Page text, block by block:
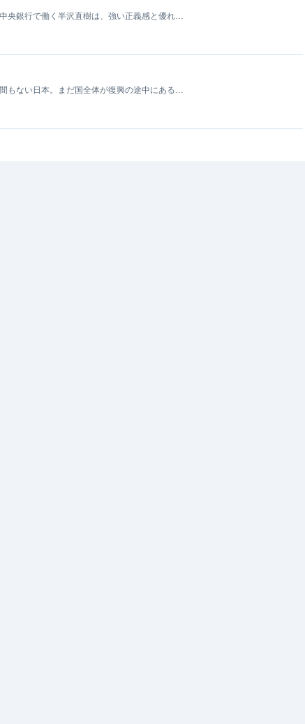
央銀行で働く半沢直樹は、強い正義感と優れ…
もない日本。まだ国全体が復興の途中にある…